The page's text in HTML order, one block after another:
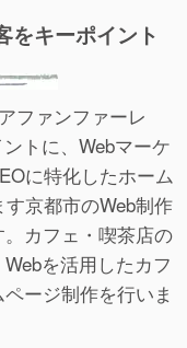
をキーポイント
ファンファーレ
トに、Webマーケ
に特化したホーム
京都市のWeb制作
カフェ・喫茶店の
を活用したカフ
ージ制作を行いま